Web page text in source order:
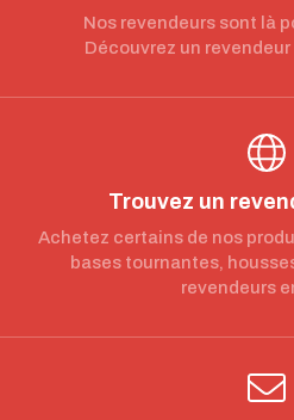
Nos revendeurs sont là
Découvrez un
Trouvez un
Achetez certains de nos
bases tournantes,
revendeurs